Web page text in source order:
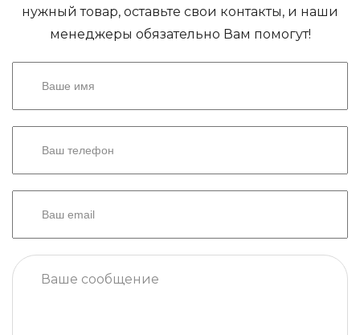
нужный товар, оставьте свои контакты, и наши
менеджеры обязательно Вам помогут!